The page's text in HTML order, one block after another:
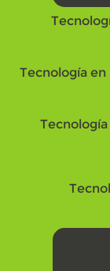
Tecnología